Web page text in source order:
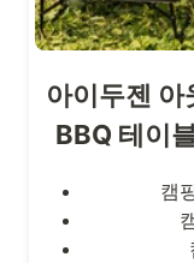
아이두젠 아
BBQ 테이
캠